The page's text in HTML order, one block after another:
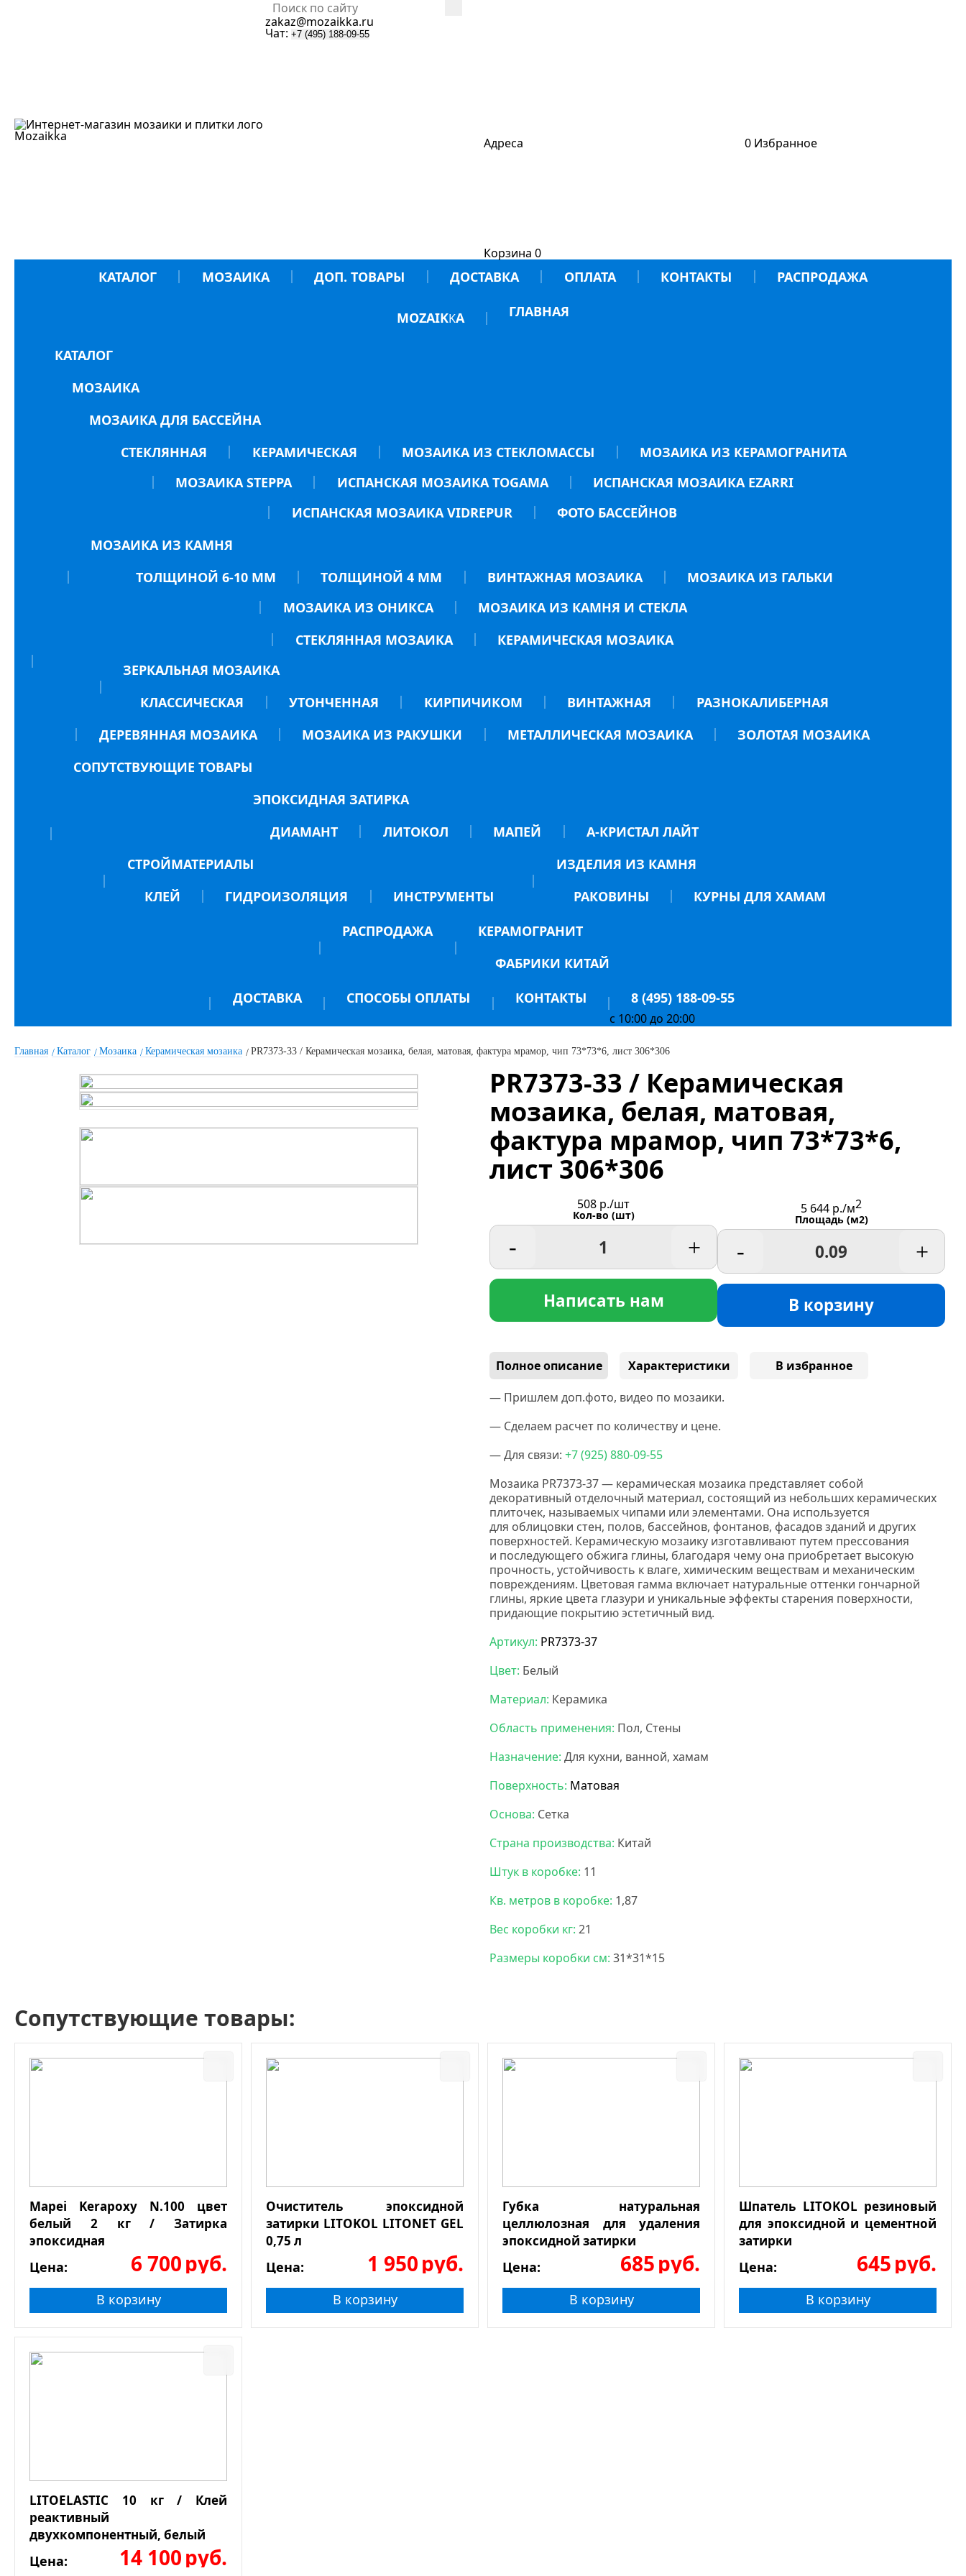
Mozaikka
zakaz@mozaikka.ru
Чат: +7 (495) 188-09-55
Адреса 0 Избранное
Корзина 0
КАТАЛОГ МОЗАИКА ДОП. ТОВАРЫ ДОСТАВКА ОПЛАТА КОНТАКТЫ РАСПРОДАЖА
MOZAIKKA ГЛАВНАЯ
КАТАЛОГ
МОЗАИКА
МОЗАИКА ДЛЯ БАССЕЙНА
СТЕКЛЯННАЯ
КЕРАМИЧЕСКАЯ МОЗАИКА ИЗ СТЕКЛОМАССЫ
МОЗАИКА ИЗ КЕРАМОГРАНИТА
МОЗАИКА STEPPA
ИСПАНСКАЯ МОЗАИКА TOGAMA
ИСПАНСКАЯ МОЗАИКА EZARRI
ИСПАНСКАЯ МОЗАИКА VIDREPUR
ФОТО БАССЕЙНОВ
МОЗАИКА ИЗ КАМНЯ
ТОЛЩИНОЙ 6-10 ММ
ТОЛЩИНОЙ 4 ММ ВИНТАЖНАЯ МОЗАИКА
МОЗАИКА ИЗ ГАЛЬКИ
МОЗАИКА ИЗ ОНИКСА
МОЗАИКА ИЗ КАМНЯ И СТЕКЛА
СТЕКЛЯННАЯ МОЗАИКА
КЕРАМИЧЕСКАЯ МОЗАИКА
ЗЕРКАЛЬНАЯ МОЗАИКА
КЛАССИЧЕСКАЯ
УТОНЧЕННАЯ КИРПИЧИКОМ ВИНТАЖНАЯ
РАЗНОКАЛИБЕРНАЯ
ДЕРЕВЯННАЯ МОЗАИКА
МОЗАИКА ИЗ РАКУШКИ МЕТАЛЛИЧЕСКАЯ МОЗАИКА
ЗОЛОТАЯ МОЗАИКА
СОПУТСТВУЮЩИЕ ТОВАРЫ
ЭПОКСИДНАЯ ЗАТИРКА
ДИАМАНТ
ЛИТОКОЛ МАПЕЙ
А-КРИСТАЛ ЛАЙТ
СТРОЙМАТЕРИАЛЫ
КЛЕЙ
ГИДРОИЗОЛЯЦИЯ ИНСТРУМЕНТЫ
ИЗДЕЛИЯ ИЗ КАМНЯ
РАКОВИНЫ
КУРНЫ ДЛЯ ХАМАМ
РАСПРОДАЖА
КЕРАМОГРАНИТ
ФАБРИКИ КИТАЙ
ДОСТАВКА
СПОСОБЫ ОПЛАТЫ КОНТАКТЫ 8 (495) 188-09-55
c 10:00 до 20:00
Главная Каталог Мозаика Керамическая мозаика PR7373-33 / Керамическая мозаика, белая, матовая, фактура мрамор, чип 73*73*6, лист 306*306
PR7373-33 / Керамическая
мозаика, белая, матовая,
фактура мрамор, чип 73*73*6,
лист 306*306
508 р./шт
Кол-во (шт)
- +
Написать нам
5 644 р./м2
Площадь (м2)
- +
В корзину
Полное описание Характеристики
В избранное
— Пришлем доп.фото, видео по мозаики.
— Сделаем расчет по количеству и цене.
— Для связи: +7(925) 880-09-55
Мозаика PR7373-37 — керамическая мозаика представляет собой
декоративный отделочный материал, состоящий из небольших керамических
плиточек, называемых чипами или элементами. Она используется
для облицовки стен, полов, бассейнов, фонтанов, фасадов зданий и других
поверхностей. Керамическую мозаику изготавливают путем прессования
и последующего обжига глины, благодаря чему она приобретает высокую
прочность, устойчивость к влаге, химическим веществам и механическим
повреждениям. Цветовая гамма включает натуральные оттенки гончарной
глины, яркие цвета глазури и уникальные эффекты старения поверхности,
придающие покрытию эстетичный вид.
Артикул: PR7373-37
Цвет: Белый
Материал: Керамика
Область применения: Пол, Стены
Назначение: Для кухни, ванной, хамам
Поверхность: Матовая
Основа: Сетка
Страна производства: Китай
Штук в коробке: 11
Кв. метров в коробке: 1,87
Вес коробки кг: 21
Размеры коробки см: 31*31*15
Сопутствующие товары:
Mapei Kerapoxy N.100 цвет
белый 2 кг / Затирка
эпоксидная
Цена: 6 700руб.
В корзину
Очиститель эпоксидной
затирки LITOKOL LITONET GEL
0,75 л
Цена: 1 950руб.
В корзину
Губка натуральная
целлюлозная для удаления
эпоксидной затирки
Цена: 685руб.
В корзину
Шпатель LITOKOL резиновый
для эпоксидной и цементной
затирки
Цена: 645руб.
В корзину
LITOELASTIC 10 кг / Клей
реактивный
двухкомпонентный, белый
Цена: 14 100руб.